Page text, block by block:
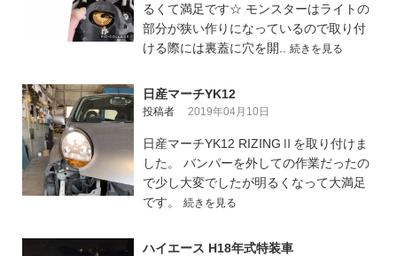
るくて満足です☆ モンスターはライトの
部分が狭い作りになっているので取り付
ける際には裏蓋に穴を開.. 続きを見る
日産マーチYK12
投稿者 2019年04月10日
日産マーチYK12 RIZINGⅡを取り付けま
した。 バンパーを外しての作業だったの
で少し大変でしたが明るくなって大満足
です。 続きを見る
ハイエース H18年式特装車